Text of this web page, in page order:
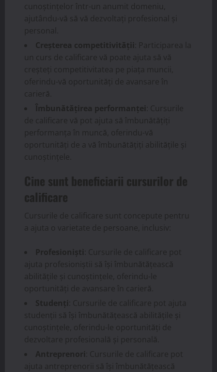
cunoștințelor într-un anumit domeniu,
ajutându-vă să vă dezvoltați profesional și
personal.
Creșterea competitivității : Participarea la
un curs de calificare vă poate ajuta să vă
creșteți competitivitatea pe piața muncii,
oferindu-vă oportunități de avansare în
carieră.
Îmbunătățirea performanței : Cursurile
de calificare vă pot ajuta să îmbunătățiți
performanța în muncă, oferindu-vă
oportunități de a vă îmbunătățiți abilitățile și
cunoștințele.
Cine sunt beneficiarii cursurilor de
calificare
Cursurile de calificare sunt concepute pentru
a ajuta o varietate de persoane, inclusiv:
Profesioniști : Cursurile de calificare pot
ajuta profesioniștii să își îmbunătățească
abilitățile și cunoștințele, oferindu-le
oportunități de avansare în carieră.
Studenți : Cursurile de calificare pot ajuta
studenții să își îmbunătățească abilitățile și
cunoștințele, oferindu-le oportunități de
dezvoltare profesională și personală.
Antreprenori : Cursurile de calificare pot
ajuta antreprenorii să își îmbunătățească